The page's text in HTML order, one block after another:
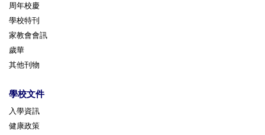
周年校慶
學校特刊
家教會會訊
歲華
其他刊物
學校文件
入學資訊
健康政策